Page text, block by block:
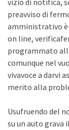
vizio di notifica,
preavviso di
amministrativo è
on line,
programmato
comunque nel
vivavoce a darvi
merito alla
Usufruendo del
su un auto